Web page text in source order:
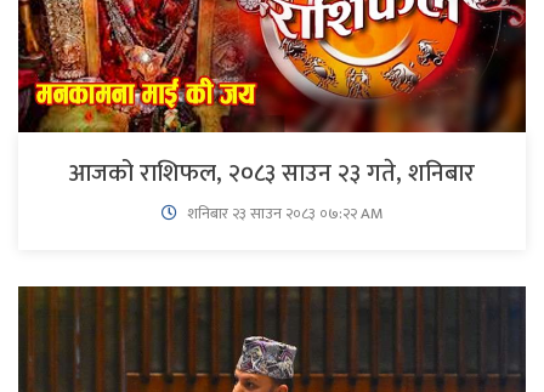
आजको राशिफल, २०८३ साउन २३ गते, शनिबार
शनिबार २३ साउन २०८३ ०७:२२ AM